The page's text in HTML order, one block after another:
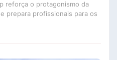
reforça o protagonismo da
prepara profissionais para os